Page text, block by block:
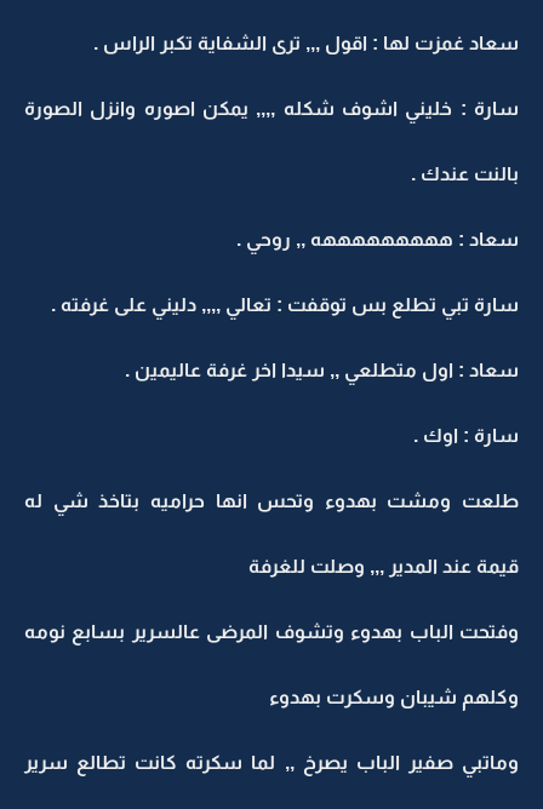
سعاد غمزت لها : اقول ,,, ترى الشفاية تكبر الراس .
سارة : خليني اشوف شكله ,,,, يمكن اصوره وانزل الصورة
بالنت عندك .
سعاد : هههههههههه ,, روحي .
سارة تبي تطلع بس توقفت : تعالي ,,,, دليني على غرفته .
سعاد : اول متطلعي ,, سيدا اخر غرفة عاليمين .
سارة : اوك .
طلعت ومشت بهدوء وتحس انها حراميه بتاخذ شي له
قيمة عند المدير ,,, وصلت للغرفة
وفتحت الباب بهدوء وتشوف المرضى عالسرير بسابع نومه
وكلهم شيبان وسكرت بهدوء
وماتبي صفير الباب يصرخ ,, لما سكرته كانت تطالع سرير